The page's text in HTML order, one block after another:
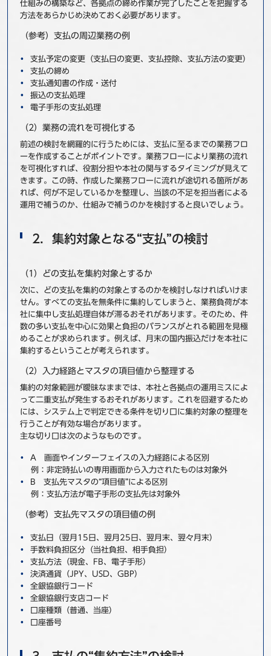
仕組みの構築など、各拠点の締め作業が完了したことを把握する
方法をあらかじめ決めておく必要があります。
（参考）支払の周辺業務の例
支払予定の変更（支払日の変更、支払控除、支払方法の変更）
支払の締め
支払通知書の作成・送付
振込の支払処理
電子手形の支払処理
（2）業務の流れを可視化する
前述の検討を網羅的に行うためには、支払に至るまでの業務フロ
ーを作成することがポイントです。業務フローにより業務の流れ
を可視化すれば、役割分担や本社の関与するタイミングが見えて
きます。この時、作成した業務フローに流れが途切れる箇所があ
れば、何が不足しているかを整理し、当該の不足を担当者による
運用で補うのか、仕組みで補うのかを検討すると良いでしょう。
2．集約対象となる“支払”の検討
（1）どの支払を集約対象とするか
次に、どの支払を集約の対象とするのかを検討しなければいけま
せん。すべての支払を無条件に集約してしまうと、業務負荷が本
社に集中し支払処理自体が滞るおそれがあります。そのため、件
数の多い支払を中心に効果と負担のバランスがとれる範囲を見極
めることが求められます。例えば、月末の国内振込だけを本社に
集約するということが考えられます。
（2）入力経路とマスタの項目値から整理する
集約の対象範囲が曖昧なままでは、本社と各拠点の運用ミスによ
って二重支払が発生するおそれがあります。これを回避するため
には、システム上で判定できる条件を切り口に集約対象の整理を
行うことが有効な場合があります。
主な切り口は次のようなものです。
A 画面やインターフェイスの入力経路による区別
例：非定時払いの専用画面から入力されたものは対象外
B 支払先マスタの“項目値”による区別
例：支払方法が電子手形の支払先は対象外
（参考）支払先マスタの項目値の例
支払日（翌月15日、翌月25日、翌月末、翌々月末）
手数料負担区分（当社負担、相手負担）
支払方法（現金、FB、電子手形）
決済通貨（JPY、USD、GBP）
全銀協銀行コード
全銀協銀行支店コード
口座種類（普通、当座）
口座番号